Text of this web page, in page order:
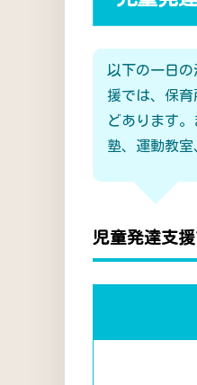
以下の一日
援では、保
どあります
塾、運動教室
児童発達支